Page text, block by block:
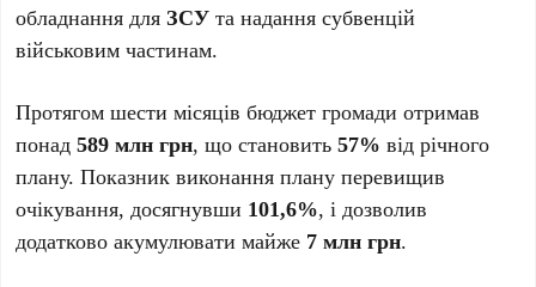
обладнання дляЗСУ та надання субвенцій
військовим частинам.
Протягом шести місяців бюджет громади отримав
понад589 млн грн, що становить57% від річного
плану. Показник виконання плану перевищив
очікування, досягнувши 101,6%, і дозволив
додатково акумулювати майже 7 млн грн.